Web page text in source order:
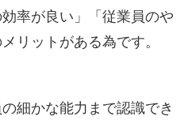
率が良い」「従業員のや
リットがある為です。
細かな能力まで認識でき